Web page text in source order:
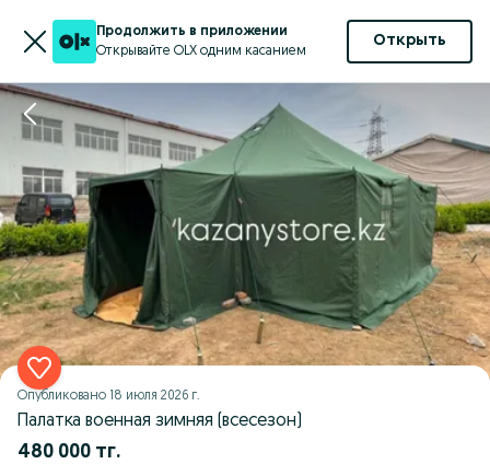
Продолжить в приложении
Открывайте OLX одним касанием
Открыть
Опубликовано 18 июля 2026 г.
Палатка военная зимняя (всесезон)
480 000 тг.